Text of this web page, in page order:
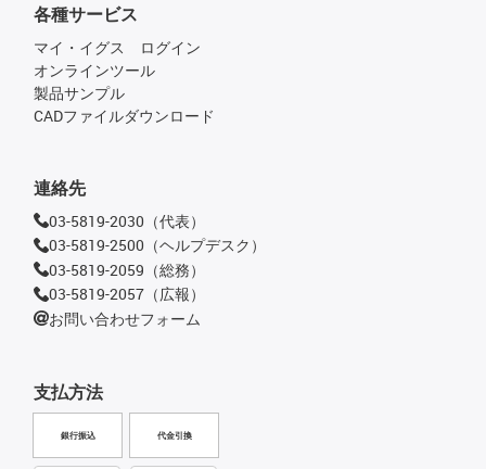
支払方法
銀行振込 代金引換
各種サービス
マイ・イグス ログイン
オンラインツール
製品サンプル
CADファイルダウンロード
連絡先
03-5819-2030（代表）
03-5819-2500（ヘルプデスク）
03-5819-2059（総務）
03-5819-2057（広報）
お問い合わせフォーム